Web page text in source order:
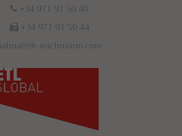
+34 971 91 50 40
+34 971 91 50 44
palma@dr-reichmann.com